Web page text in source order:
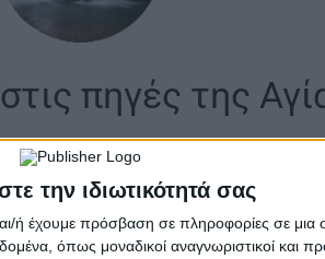
την ιδιωτικότητά σας
ή έχουμε πρόσβαση σε πληροφορίες σε
όπως μοναδικοί αναγνωριστικοί και
πηγές της
παρέα συνθέτουν το
Συλλόγου Νέων το